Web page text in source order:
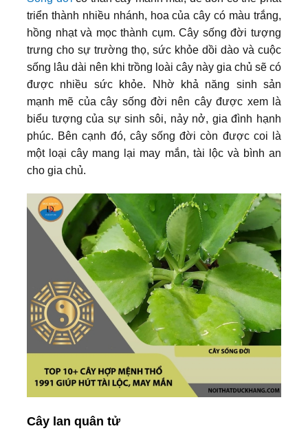
triển thành nhiều nhánh, hoa của cây có màu trắng,
hồng nhạt và mọc thành cụm. Cây sống đời tượng
trưng cho sự trường thọ, sức khỏe dồi dào và cuộc
sống lâu dài nên khi trồng loài cây này gia chủ sẽ có
được nhiều sức khỏe. Nhờ khả năng sinh sản
mạnh mẽ của cây sống đời nên cây được xem là
biểu tượng của sự sinh sôi, nảy nở, gia đình hạnh
phúc. Bên cạnh đó, cây sống đời còn được coi là
một loại cây mang lại may mắn, tài lộc và bình an
cho gia chủ.
Cây lan quân tử